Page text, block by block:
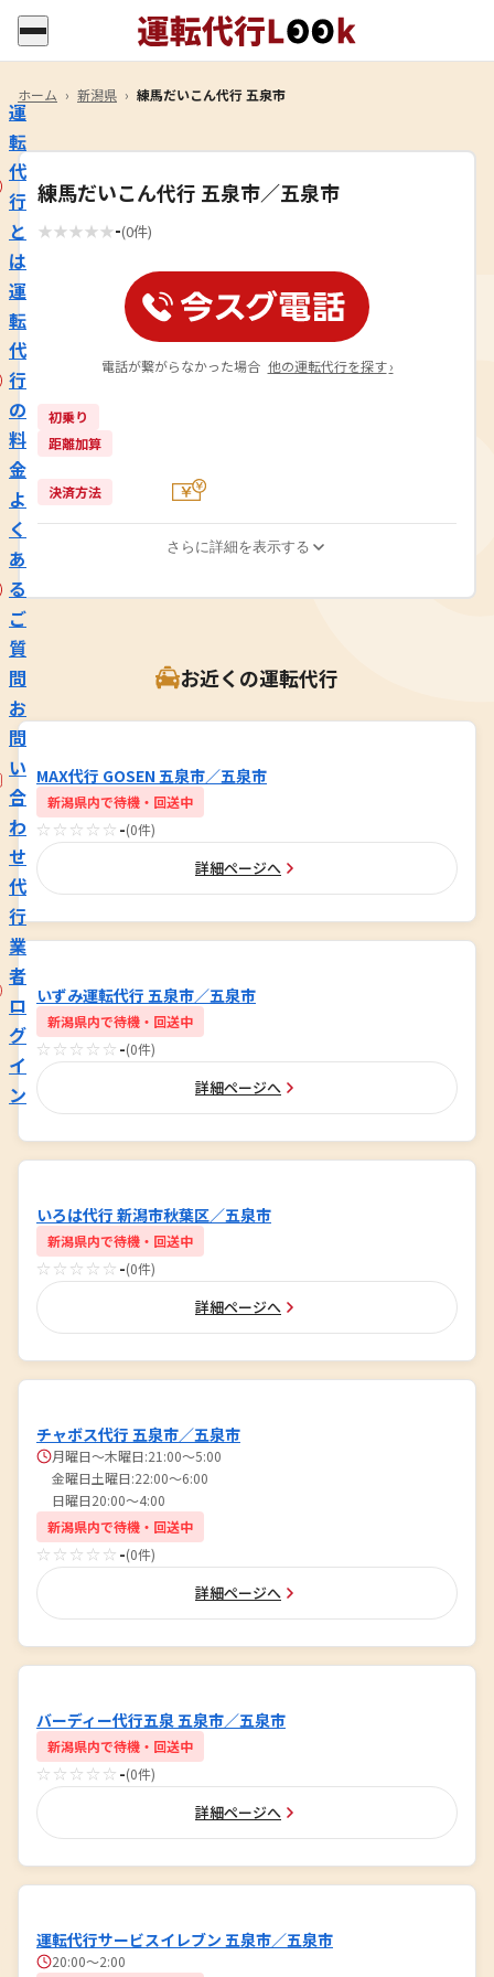
運
転
代
行
と
は
運
転
代
行
の
料
金
よ
く
あ
る
ご
質
問
お
問
い
合
わ
せ
代
行
業
者
ロ
グ
イ
ン
ホーム › 新潟県 › 練馬だいこん代行 五泉市
練馬だいこん代行 五泉市／五泉市
★★★★★-(0件)
電話が繋がらなかった場合 他の運転代行を探す ›
初乗り
距離加算
決済方法
さらに詳細を表示する
お近くの運転代行
MAX代行 GOSEN 五泉市／五泉市
新潟県内で待機・回送中
☆☆☆☆☆ -(0件)
詳細ページへ
いずみ運転代行 五泉市／五泉市
新潟県内で待機・回送中
☆☆☆☆☆ -(0件)
詳細ページへ
いろは代行 新潟市秋葉区／五泉市
新潟県内で待機・回送中
☆☆☆☆☆ -(0件)
詳細ページへ
チャボス代行 五泉市／五泉市
月曜日～木曜日:21:00～5:00
金曜日土曜日:22:00～6:00
日曜日20:00～4:00
新潟県内で待機・回送中
☆☆☆☆☆ -(0件)
詳細ページへ
バーディー代行五泉 五泉市／五泉市
新潟県内で待機・回送中
☆☆☆☆☆ -(0件)
詳細ページへ
運転代行サービスイレブン 五泉市／五泉市
20:00〜2:00